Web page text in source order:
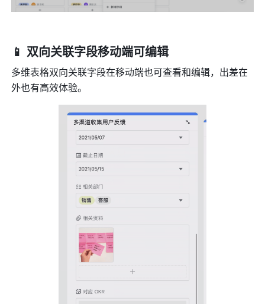
📱 双向关联字段移动端可编辑
多维表格双向关联字段在移动端也可查看和编辑，出差在
外也有高效体验。